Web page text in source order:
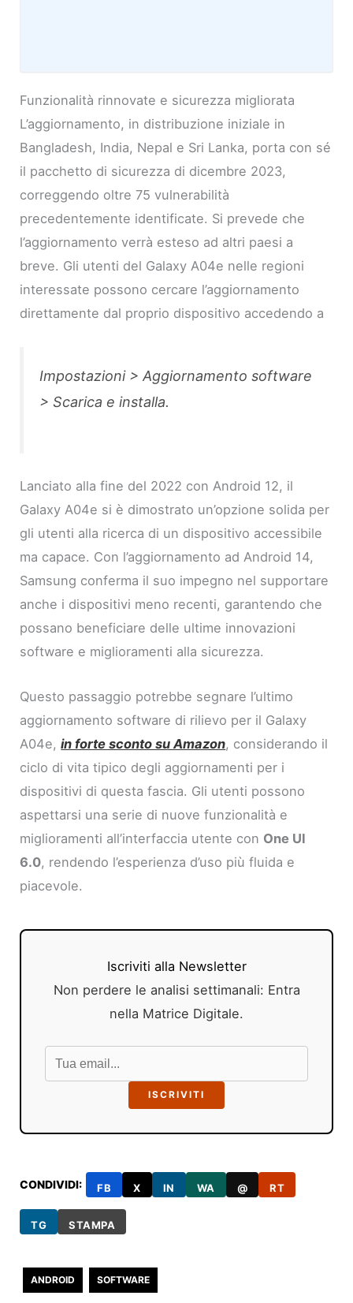
Funzionalità rinnovate e sicurezza migliorata
L’aggiornamento, in distribuzione iniziale in
Bangladesh, India, Nepal e Sri Lanka, porta con sé
il pacchetto di sicurezza di dicembre 2023,
correggendo oltre 75 vulnerabilità
precedentemente identificate. Si prevede che
l’aggiornamento verrà esteso ad altri paesi a
breve. Gli utenti del Galaxy A04e nelle regioni
interessate possono cercare l’aggiornamento
direttamente dal proprio dispositivo accedendo a
Impostazioni > Aggiornamento software
> Scarica e installa.
Lanciato alla fine del 2022 con Android 12, il
Galaxy A04e si è dimostrato un’opzione solida per
gli utenti alla ricerca di un dispositivo accessibile
ma capace. Con l’aggiornamento ad Android 14,
Samsung conferma il suo impegno nel supportare
anche i dispositivi meno recenti, garantendo che
possano beneficiare delle ultime innovazioni
software e miglioramenti alla sicurezza.
Questo passaggio potrebbe segnare l’ultimo
aggiornamento software di rilievo per il Galaxy
A04e,in forte sconto su Amazon, considerando il
ciclo di vita tipico degli aggiornamenti per i
dispositivi di questa fascia. Gli utenti possono
aspettarsi una serie di nuove funzionalità e
miglioramenti all’interfaccia utente con One UI
6.0, rendendo l’esperienza d’uso più fluida e
piacevole.
Iscriviti alla Newsletter
Non perdere le analisi settimanali: Entra
nella Matrice Digitale.
ISCRIVITI
CONDIVIDI: FB X IN WA @ RT
TG STAMPA
ANDROID SOFTWARE